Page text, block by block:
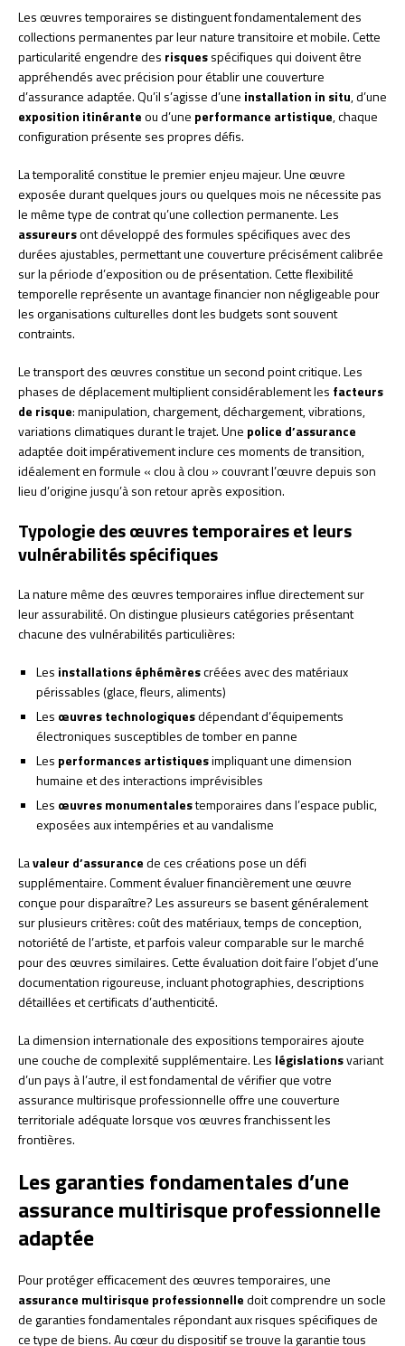
Les œuvres temporaires se distinguent fondamentalement des
collections permanentes par leur nature transitoire et mobile. Cette
particularité engendre des risquesspécifiques qui doivent être
appréhendés avec précision pour établir une couverture
d’assurance adaptée. Qu’il s’agisse d’une installation in situ, d’une
exposition itinéranteou d’une performance artistique, chaque
configuration présente ses propres défis.
La temporalité constitue le premier enjeu majeur. Une œuvre
exposée durant quelques jours ou quelques mois ne nécessite pas
le même type de contrat qu’une collection permanente. Les
assureursont développé des formules spécifiques avec des
durées ajustables, permettant une couverture précisément calibrée
sur la période d’exposition ou de présentation. Cette flexibilité
temporelle représente un avantage financier non négligeable pour
les organisations culturelles dont les budgets sont souvent
contraints.
Le transport des œuvres constitue un second point critique. Les
phases de déplacement multiplient considérablement les facteurs
de risque: manipulation, chargement, déchargement, vibrations,
variations climatiques durant le trajet. Une police d’assurance
adaptée doit impérativement inclure ces moments de transition,
idéalement en formule « clou à clou » couvrant l’œuvre depuis son
lieu d’origine jusqu’à son retour après exposition.
Typologie des œuvres temporaires et leurs
vulnérabilités spécifiques
La nature même des œuvres temporaires influe directement sur
leur assurabilité. On distingue plusieurs catégories présentant
chacune des vulnérabilités particulières:
Les installations éphémèrescréées avec des matériaux
périssables (glace, fleurs, aliments)
Les œuvres technologiquesdépendant d’équipements
électroniques susceptibles de tomber en panne
Les performances artistiquesimpliquant une dimension
humaine et des interactions imprévisibles
Les œuvres monumentalestemporaires dans l’espace public,
exposées aux intempéries et au vandalisme
Lavaleur d’assurancede ces créations pose un défi
supplémentaire. Comment évaluer financièrement une œuvre
conçue pour disparaître? Les assureurs se basent généralement
sur plusieurs critères: coût des matériaux, temps de conception,
notoriété de l’artiste, et parfois valeur comparable sur le marché
pour des œuvres similaires. Cette évaluation doit faire l’objet d’une
documentation rigoureuse, incluant photographies, descriptions
détaillées et certificats d’authenticité.
La dimension internationale des expositions temporaires ajoute
une couche de complexité supplémentaire. Les législationsvariant
d’un pays à l’autre, il est fondamental de vérifier que votre
assurance multirisque professionnelle offre une couverture
territoriale adéquate lorsque vos œuvres franchissent les
frontières.
Les garanties fondamentales d’une
assurance multirisque professionnelle
adaptée
Pour protéger efficacement des œuvres temporaires, une
assurance multirisque professionnelledoit comprendre un socle
de garanties fondamentales répondant aux risques spécifiques de
ce type de biens. Au cœur du dispositif se trouve la garantie tous